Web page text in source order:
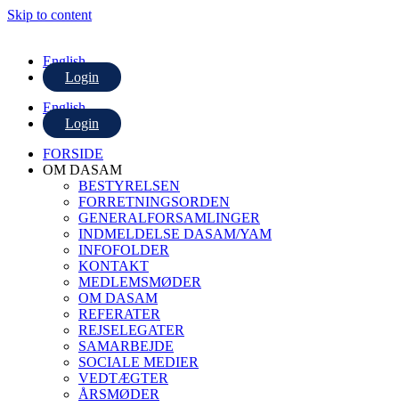
Skip to content
English
Login
English
Login
FORSIDE
OM DASAM
BESTYRELSEN
FORRETNINGSORDEN
GENERALFORSAMLINGER
INDMELDELSE DASAM/YAM
INFOFOLDER
KONTAKT
MEDLEMSMØDER
OM DASAM
REFERATER
REJSELEGATER
SAMARBEJDE
SOCIALE MEDIER
VEDTÆGTER
ÅRSMØDER